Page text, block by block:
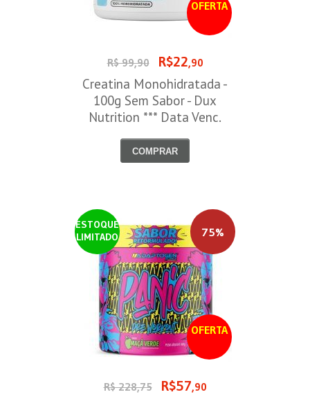
OFERTA
R$ 99,90 R$22,90
Creatina Monohidratada -
100g Sem Sabor - Dux
Nutrition *** Data Venc.
COMPRAR
ESTOQUE
LIMITADO
OFERTA
75%
R$ 228,75 R$57,90